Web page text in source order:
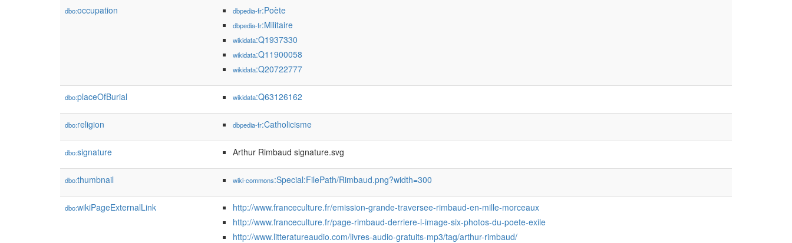
dbo:occupation dbpedia-fr:Poète
dbpedia-fr:Militaire
wikidata:Q1937330
wikidata:Q11900058
wikidata:Q20722777
dbo:placeOfBurial wikidata:Q63126162
dbo:religion dbpedia-fr:Catholicisme
dbo:signature Arthur Rimbaud signature.svg
dbo:thumbnail wiki-commons:Special:FilePath/Rimbaud.png?width=300
dbo:wikiPageExternalLink
http://www.franceculture.fr/emission-grande-traversee-rimbaud-en-mille-morceaux
http://www.franceculture.fr/page-rimbaud-derriere-l-image-six-photos-du-poete-exile
http://www.litteratureaudio.com/livres-audio-gratuits-mp3/tag/arthur-rimbaud/